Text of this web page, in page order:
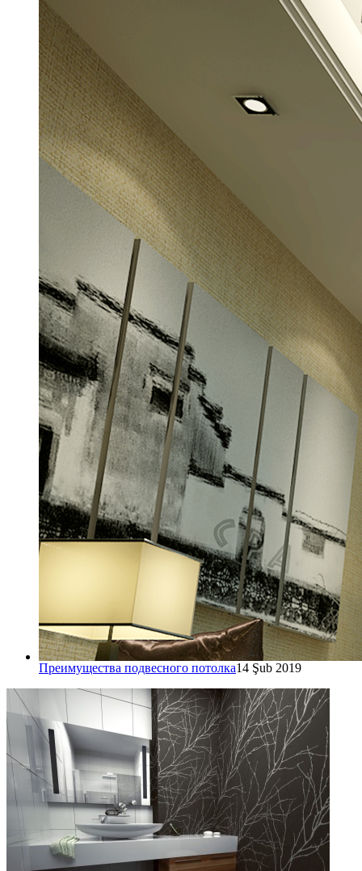
Преимущества подвесного потолка14 Şub 2019